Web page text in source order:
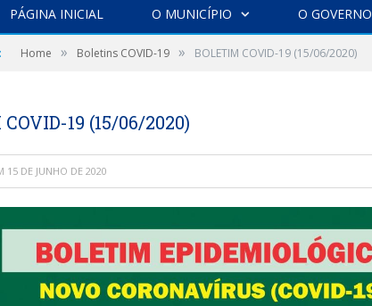
PÁGINA INICIAL O MUNICÍPIO O GOVERNO
Home » Boletins COVID-19 » BOLETIM COVID-19 (15/06/2020)
19 (15/06/2020)
15 DE JUNHO DE 2020